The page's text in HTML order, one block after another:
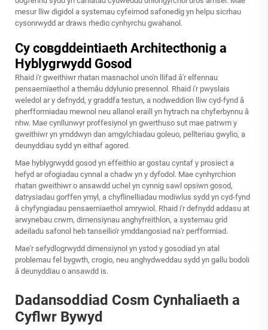
mesur lliw digidol a systemau cyfeirnod safonedig yn helpu sicrhau
cysonrwydd ar draws rhedio cynhyrchu gwahanol.
Cy совgddeintiaeth Architecthonig a
Hyblygrwydd Gosod
Rhaid i'r gweithiwr rhatan masnachol uno'n llifad â'r elfennau
pensaernïaethol a themâu ddylunio presennol. Rhaid i'r pwyslais
weledol ar y defnydd, y graddfa testun, a nodweddion lliw cyd-fynd â
pherfformiadau mewnol neu allanol eraill yn hytrach na chyferbynnu â
nhw. Mae cynllunwyr proffesiynol yn gwerthuso sut mae patrwm y
gweithiwr yn ymddwyn dan amgylchiadau goleuo, pellteriau gwylio, a
deunyddiau sydd yn eithaf agored.
Mae hyblygrwydd gosod yn effeithio ar gostau cyntaf y prosiect a
hefyd ar ofogiadau cynnal a chadw yn y dyfodol. Mae cynhyrchion
rhatan gweithiwr o ansawdd uchel yn cynnig sawl opsiwn gosod,
datrysiadau gorffen ymyl, a chyflinelliadau modiwlus sydd yn cyd-fynd
â chyfyngiadau pensaernïaethol amrywiol. Rhaid i'r defnydd addasu at
arwynebau crwm, dimensiynau anghyfreithlon, a systemau grid
adeiladu safonol heb tanseilio'r ymddangosiad na'r perfformiad.
Mae'r sefydlogrwydd dimensiynol yn ystod y gosodiad yn atal
problemau fel bygwth, crogio, neu anghydweddau sydd yn gallu bodoli
â deunyddiau o ansawdd is.
Dadansoddiad Cosm Cynhaliaeth a
Cyflwr Bywyd